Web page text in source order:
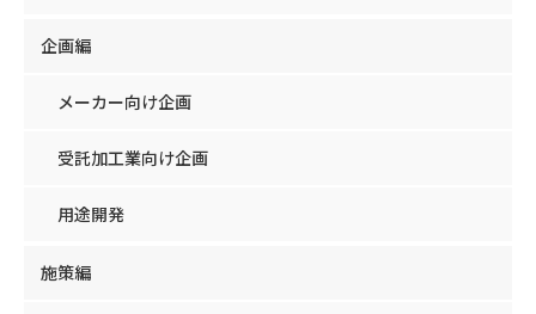
企画編
メーカー向け企画
受託加工業向け企画
用途開発
施策編